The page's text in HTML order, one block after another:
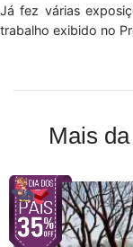
Já fez várias
trabalho exibido no
Mais